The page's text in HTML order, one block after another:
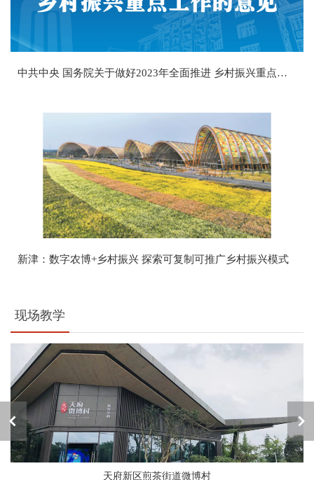
中共中央 国务院关于做好2023年全面推进 乡村振兴重点工作的意见
新津：数字农博+乡村振兴 探索可复制可推广乡村振兴模式
现场教学
天府新区煎茶街道微博村